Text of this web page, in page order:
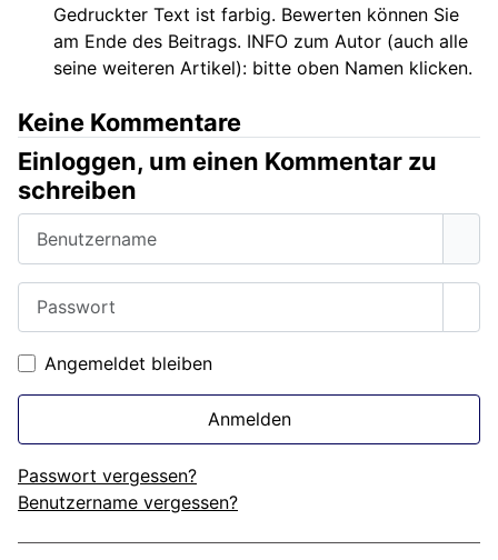
Gedruckter Text ist farbig. Bewerten können Sie
am Ende des Beitrags. INFO zum Autor (auch alle
seine weiteren Artikel): bitte oben Namen klicken.
Keine Kommentare
Einloggen, um einen Kommentar zu
schreiben
Angemeldet bleiben
Anmelden
Passwort vergessen?
Benutzername vergessen?